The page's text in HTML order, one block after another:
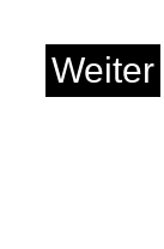
Weiter